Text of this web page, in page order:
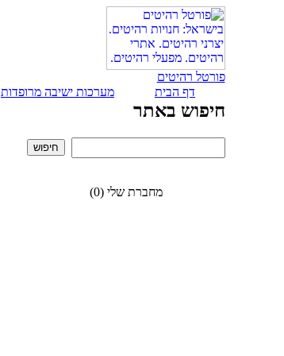
פורטל רהיטים
דף הבית
מערכות ישיבה מרופדות
חיפוש באתר
מחברת שלי (0)